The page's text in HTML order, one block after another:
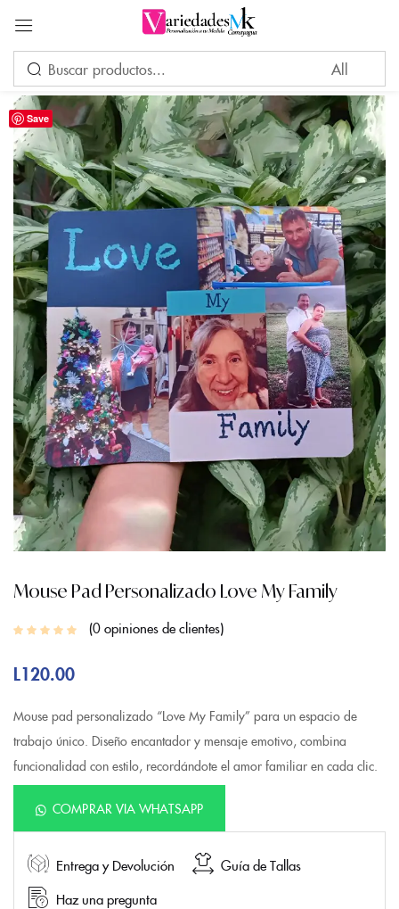
Save
Mouse Pad Personalizado Love My Family
0opiniones de clientes
L120.00
Mouse pad personalizado “Love My Family” para un espacio de
trabajo único. Diseño encantador y mensaje emotivo, combina
funcionalidad con estilo, recordándote el amor familiar en cada clic.
COMPRAR VIA WHATSAPP
Entrega y Devolución
Guía de Tallas
Haz una pregunta
Acceder
Por favor, introduce una respuesta en dígitos:
diez − nueve =
Recuérdame ¿Ha perdido su contraseña?
INICIAR SESIÓN
CREAR UNA CUENTA